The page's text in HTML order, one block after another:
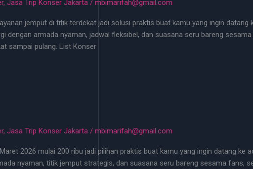
, Jasa Trip Konser Jakarta / mbimarifah@gmail.com
jemput di titik terdekat jadi solusi praktis buat kamu yang ingin datang
dengan armada nyaman, jadwal fleksibel, dan suasana seru bareng
sampai pulang. List Konser
, Jasa Trip Konser Jakarta / mbimarifah@gmail.com
2026 mulai 200 ribu jadi pilihan praktis buat kamu yang ingin datang ke
nyaman, titik jemput strategis, dan suasana seru bareng sesama fans,